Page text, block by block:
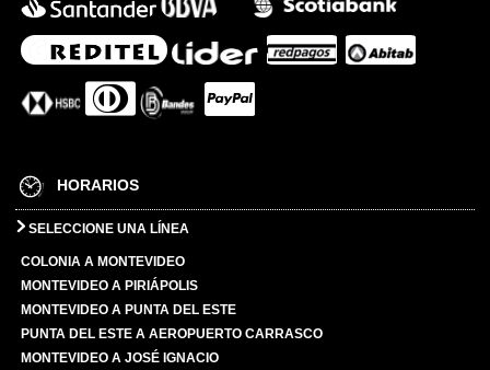
HORARIOS
SELECCIONE UNA LÍNEA
COLONIA A MONTEVIDEO
MONTEVIDEO A PIRIÁPOLIS
MONTEVIDEO A PUNTA DEL ESTE
PUNTA DEL ESTE A AEROPUERTO CARRASCO
MONTEVIDEO A JOSÉ IGNACIO